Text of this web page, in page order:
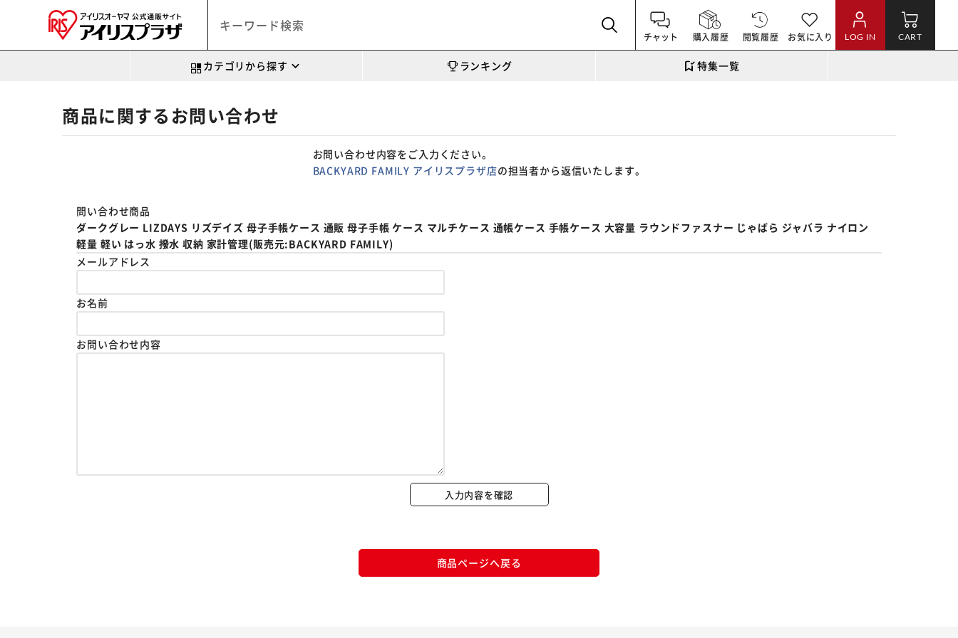
チャット 購入履歴 閲覧履歴 お気に入り LOG IN CART
カテゴリから探す ランキング 特集一覧
商品に関するお問い合わせ
お問い合わせ内容をご入力ください。
BACKYARD FAMILY アイリスプラザ店の担当者から返信いたします。
問い合わせ商品
ダークグレー LIZDAYS リズデイズ 母子手帳ケース 通販 母子手帳 ケース マルチケース 通帳ケース 手帳ケース 大容量 ラウンドファスナー じゃばら ジャバラ ナイロン
軽量 軽い はっ水 撥水 収納 家計管理(販売元:BACKYARD FAMILY)
メールアドレス
お名前
お問い合わせ内容
入力内容を確認
商品ページへ戻る
カートに入れる